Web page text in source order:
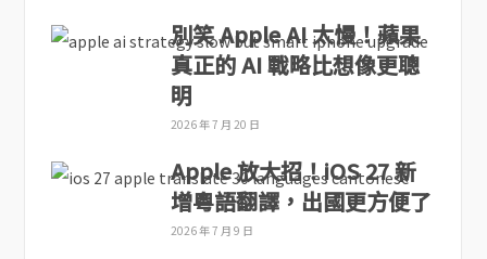
別笑 Apple AI 太慢！蘋果
真正的 AI 戰略比想像更聰
明
2026 年 7 月 20 日
Apple 放大招！iOS 27 新
增粵語翻譯，出國更方便了
2026 年 7 月 9 日